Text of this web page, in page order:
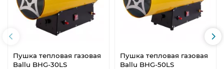
Пушка тепловая газовая
Ballu BHG-30LS
Пушка тепловая газовая
Ballu BHG-50LS